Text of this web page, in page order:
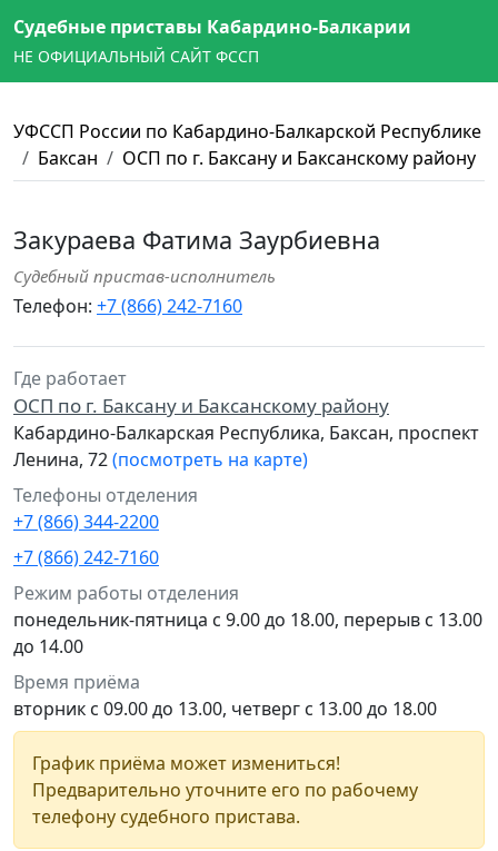
Судебные приставы Кабардино-Балкарии
НЕ ОФИЦИАЛЬНЫЙ САЙТ ФССП
УФССП России по Кабардино-Балкарской Республике
Баксан
ОСП по г. Баксану и Баксанскому району
Закураева Фатима Заурбиевна
Судебный пристав-исполнитель
Телефон: +7 (866) 242-7160
Где работает
ОСП по г. Баксану и Баксанскому району
Кабардино-Балкарская Республика, Баксан, проспект
Ленина, 72(посмотреть на карте)
Телефоны отделения
+7 (866) 344-2200
+7 (866) 242-7160
Режим работы отделения
понедельник-пятница с 9.00 до 18.00, перерыв с 13.00
до 14.00
Время приёма
вторник с 09.00 до 13.00, четверг с 13.00 до 18.00
График приёма может измениться!
Предварительно уточните его по рабочему
телефону судебного пристава.